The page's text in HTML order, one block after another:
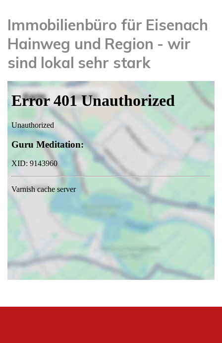
Immobilienbüro für Eisenach
Hainweg und Region - wir
sind lokal sehr stark